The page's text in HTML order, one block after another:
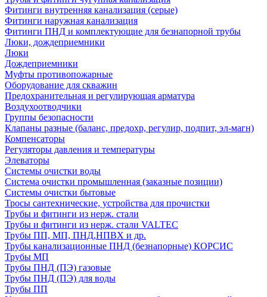
Фитинги внутренняя канализация (серые)
Фитинги наружная канализация
Фитинги ПНД и комплектующие для безнапорной трубы
Люки, дождеприемники
Люки
Дождеприемники
Муфты противопожарные
Оборудование для скважин
Предохранительная и регулирующая арматура
Воздухоотводчики
Группы безопасности
Клапаны разные (баланс, предохр, регулир, подпит, эл-магн)
Компенсаторы
Регуляторы давления и температуры
Элеваторы
Системы очистки воды
Система очистки промышленная (заказные позиции)
Системы очистки бытовые
Тросы сантехнические, устройства для прочистки
Трубы и фитинги из нерж. стали
Трубы и фитинги из нерж. стали VALTEC
Трубы ПП, МП, ПНД,НПВХ и др.
Трубы канализационные ПНД (безнапорные) КОРСИС
Трубы МП
Трубы ПНД (ПЭ) газовые
Трубы ПНД (ПЭ) для воды
Трубы ПП